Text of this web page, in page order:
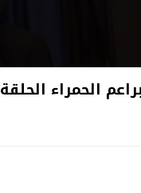
الحمراء الحلقة 40